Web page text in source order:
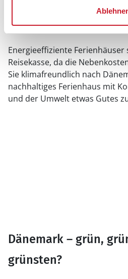
maßgeschneiderte Lösungen
Energieeffiziente
Reisekasse, da die
Sie klimafreundlich nach
nachhaltiges Ferienhaus mit
und der Umwelt etwas Gutes
Dänemark – grün,
grünsten?